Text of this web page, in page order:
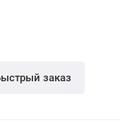
заказ